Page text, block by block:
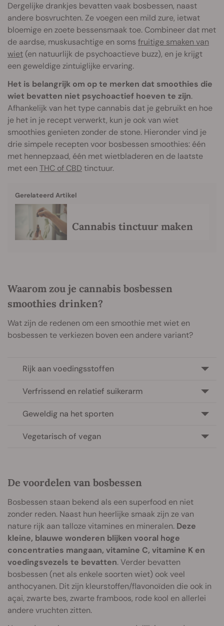
Dergelijke drankjes bevatten vaak bosbessen, naast
andere bosvruchten. Ze voegen een mild zure, ietwat
bloemige en zoete bessensmaak toe. Combineer dat met
de aardse, muskusachtige en soms fruitige smaken van
wiet (en natuurlijk de psychoactieve buzz), en je krijgt
een geweldige zintuiglijke ervaring.
Het is belangrijk om op te merken dat smoothies die
wiet bevatten niet psychoactief hoeven te zijn.
Afhankelijk van het type cannabis dat je gebruikt en hoe
je het in je recept verwerkt, kun je ook van wiet
smoothies genieten zonder de stone. Hieronder vind je
drie simpele recepten voor bosbessen smoothies: één
met hennepzaad, één met wietbladeren en de laatste
met een THC of CBD tinctuur.
Gerelateerd Artikel
Cannabis tinctuur maken
Waarom zou je cannabis bosbessen
smoothies drinken?
Wat zijn de redenen om een smoothie met wiet en
bosbessen te verkiezen boven een andere variant?
Rijk aan voedingsstoffen
Verfrissend en relatief suikerarm
Geweldig na het sporten
Vegetarisch of vegan
De voordelen van bosbessen
Bosbessen staan bekend als een superfood en niet
zonder reden. Naast hun heerlijke smaak zijn ze van
nature rijk aan talloze vitamines en mineralen. Deze
kleine, blauwe wonderen blijken vooral hoge
concentraties mangaan, vitamine C, vitamine K en
voedingsvezels te bevatten. Verder bevatten
bosbessen (net als enkele soorten wiet) ook veel
anthocyanen. Dit zijn kleurstoffen/flavonoïden die ook in
açai, zwarte bes, zwarte framboos, rode kool en allerlei
andere vruchten zitten.